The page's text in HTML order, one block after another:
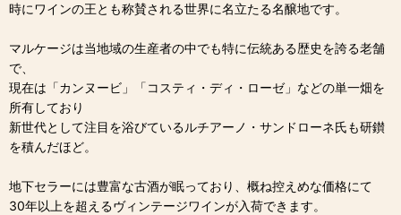
時にワインの王とも称賛される世界に名立たる名醸地です。
マルケージは当地域の生産者の中でも特に伝統ある歴史を誇る老舗
で、
現在は「カンヌービ」「コスティ・ディ・ローゼ」などの単一畑を
所有しており
新世代として注目を浴びているルチアーノ・サンドローネ氏も研鑚
を積んだほど。
地下セラーには豊富な古酒が眠っており、概ね控えめな価格にて
30年以上を超えるヴィンテージワインが入荷できます。